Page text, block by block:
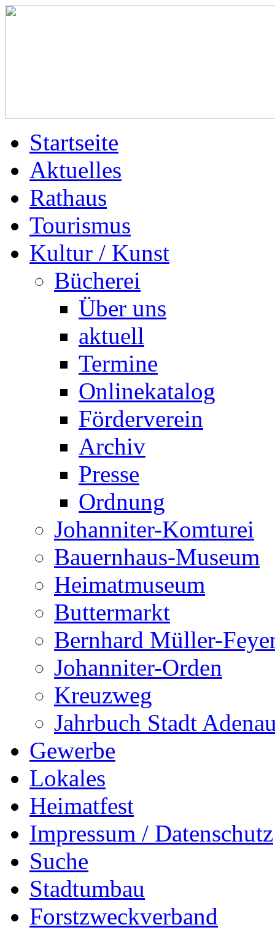
Startseite
Aktuelles
Rathaus
Tourismus
Kultur / Kunst
Bücherei
Über uns
aktuell
Termine
Onlinekatalog
Förderverein
Archiv
Presse
Ordnung
Johanniter-Komturei
Bauernhaus-Museum
Heimatmuseum
Buttermarkt
Bernhard Müller-
Johanniter-Orden
Kreuzweg
Jahrbuch Stadt
Gewerbe
Lokales
Heimatfest
Impressum / Datenschutz
Suche
Stadtumbau
Forstzweckverband